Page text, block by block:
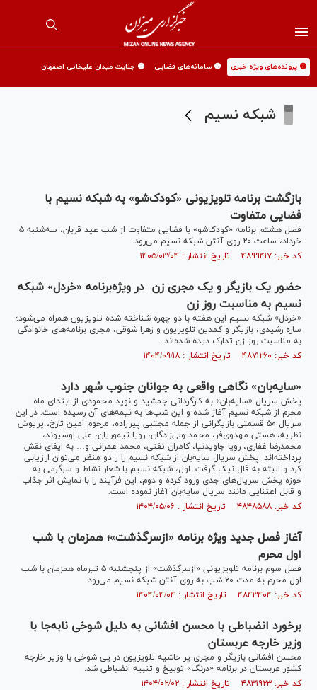
🟡 پرونده‌های ویژه خبری 🟡 سامانه‌های قضایی 🟡 جنایت میدان علیخانی اصفهان
شبکه نسیم
بازگشت برنامه تلویزیونی «کودک‌شو» به شبکه نسیم با
فضایی متفاوت
فصل هشتم برنامه «کودک‌شو» با فضایی متفاوت از شب عید قربان، سه‌شنبه ۵
خرداد، ساعت ۲۰ روی آنتن شبکه نسیم می‌رود.
کد خبر: ۴۸۹۹۴۱۷ تاریخ انتشار : ۱۴۰۵/۰۳/۰۴
حضور یک بازیگر و یک مجری زن در ویژه‌برنامه «خردل» شبکه
نسیم به مناسبت روز زن
«خردل» شبکه نسیم این هفته با دو چهره شناخته شده تلویزیون همراه می‌شود؛
ساره رشیدی، بازیگر و کمدین تلویزیون و زهرا شوقی، مجری برنامه‌های خانوادگی
به مناسبت روز زن تدارک دیده شده‌اند.
کد خبر: ۴۸۷۱۲۶۰ تاریخ انتشار : ۱۴۰۴/۰۹/۱۸
«سایه‌بان» نگاهی واقعی به جوانان جنوب شهر دارد
پخش سریال «سایه‌بان» به کارگردانی جمشید و نوید محمودی از ابتدای ماه
محرم از شبکه نسیم آغاز شده و این شب‌ها به نیمه‌های آن رسیده است. در این
سریال ۵۰ قسمتی بازیگرانی از جمله مجتبی پیرزاده، مرحوم امین تارخ، پریوش
نظریه، هستی مهدوی‌فر، محمد ولی‌زادگان، رویا تیموریان، علی اوسیوند،
محمدرضا غفاری، رویا جاویدنیا، کامران تفتی، محمد عمرانی و… به ایفای نقش
پرداخته‌اند. پخش سریال سایه‌بان از شبکه نسیم را ز دو منظر می‌توان ارزیابی
کرد و البته به فال نیک گرفت. اول، شبکه نسیم با شعار نشاط و سرگرمی به
حوزه پخش سریال‌های جدی ورود کرده و دوم، این فرآیند را با نمایش اثر جذاب
و قابل اعتنایی مانند سریال سایه‌بان آغاز نموده است.
کد خبر: ۴۸۴۸۵۸۸ تاریخ انتشار : ۱۴۰۴/۰۵/۰۶
آغاز فصل جدید ویژه برنامه «ازسرگذشت»؛ همزمان با شب
اول محرم
فصل سوم برنامه تلویزیونی «ازسرگذشت» از پنجشنبه ۵ تیرماه همزمان با شب
اول محرم به مدت ۶۰ شب به روی آنتن شبکه نسیم می‌رود.
کد خبر: ۴۸۴۳۴۰۴ تاریخ انتشار : ۱۴۰۴/۰۴/۰۴
برخورد انضباطی با محسن افشانی به دلیل شوخی نابه‌جا با
وزیر خارجه عربستان
محسن افشانی بازیگر و مجری پر حاشیه تلویزیون در پی شوخی با وزیر خارجه
کشور عربستان در برنامه «درنگ» توبیخ و تنبیه انضباطی شد.
کد خبر: ۴۸۳۱۹۲۳ تاریخ انتشار : ۱۴۰۴/۰۲/۰۲